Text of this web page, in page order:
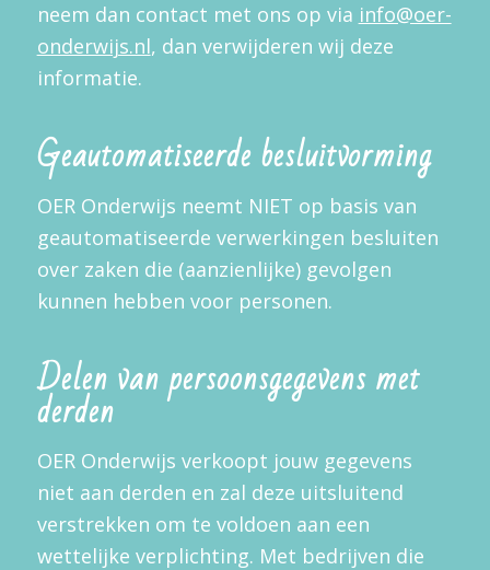
neem dan contact met ons op via info@oer-
onderwijs.nl, dan verwijderen wij deze
informatie.
Geautomatiseerde besluitvorming
OER Onderwijs neemt NIET op basis van
geautomatiseerde verwerkingen besluiten
over zaken die (aanzienlijke) gevolgen
kunnen hebben voor personen.
Delen van persoonsgegevens met
derden
OER Onderwijs verkoopt jouw gegevens
niet aan derden en zal deze uitsluitend
verstrekken om te voldoen aan een
wettelijke verplichting. Met bedrijven die